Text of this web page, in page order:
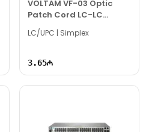
VOLTAM VF-03 Optic
Patch Cord LC-LC
Simplex UPC Single
Mode (3 m)
LC/UPC | Simplex
3.65